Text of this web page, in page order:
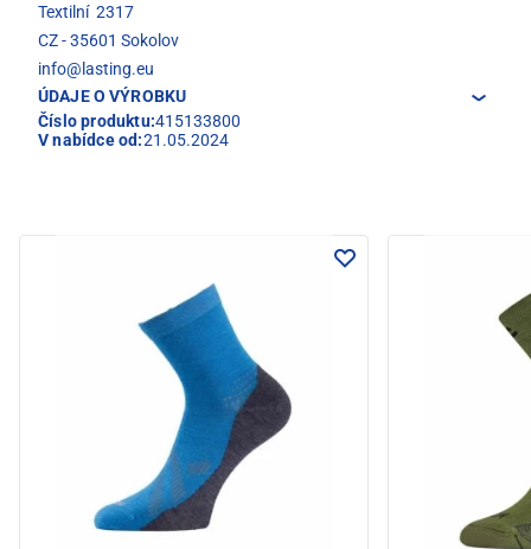
Textilní 2317
CZ - 35601 Sokolov
info@lasting.eu
ÚDAJE O VÝROBKU
Číslo produktu:415133800
V nabídce od:21.05.2024